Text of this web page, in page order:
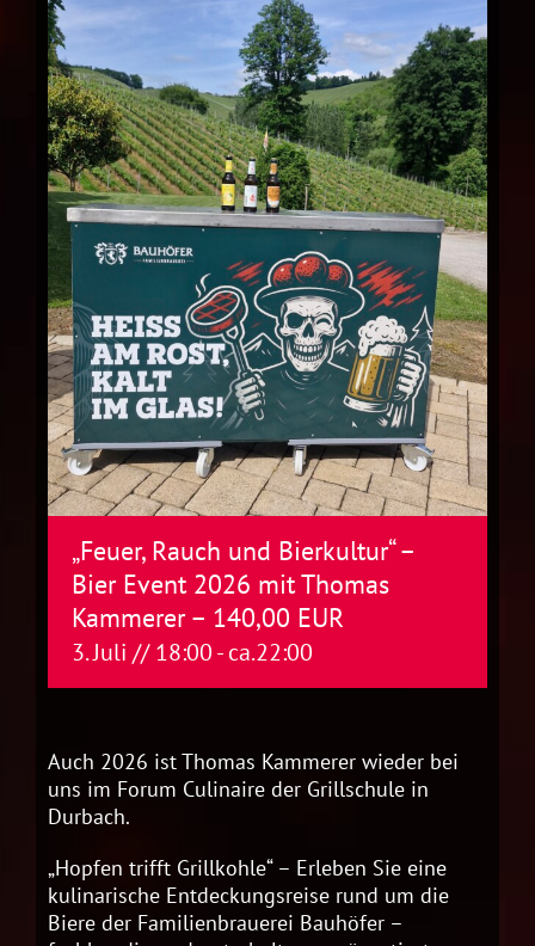
„Feuer, Rauch und Bierkultur“ –
Bier Event 2026 mit Thomas
Kammerer – 140,00 EUR
3. Juli // 18:00- ca.22:00
Auch 2026 ist Thomas Kammerer wieder bei
uns im Forum Culinaire der Grillschule in
Durbach.
„Hopfen trifft Grillkohle“ – Erleben Sie eine
kulinarische Entdeckungsreise rund um die
Biere der Familienbrauerei Bauhöfer –